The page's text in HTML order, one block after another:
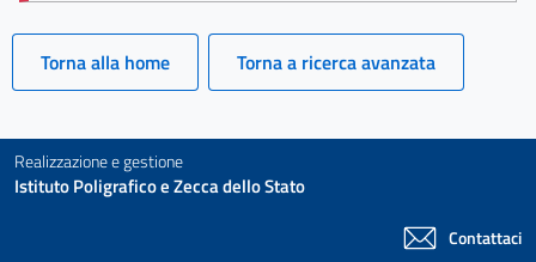
Torna alla home Torna a ricerca avanzata
Realizzazione e gestione
Istituto Poligrafico e Zecca dello Stato
Contattaci